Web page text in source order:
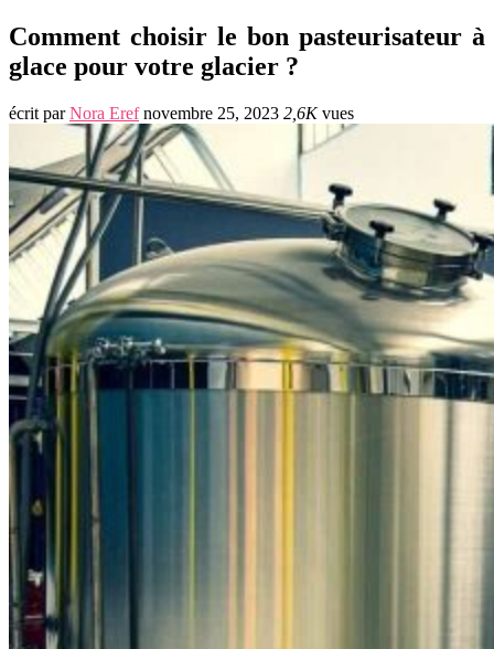
Comment choisir le bon pasteurisateur à
glace pour votre glacier ?
écrit parNora Eref novembre 25, 2023 2,6Kvues